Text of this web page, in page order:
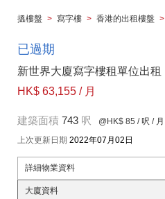
搵樓盤 > 寫字樓 > 香港的出租樓盤 >
已過期
新世界大廈寫字樓租單位出租
HK$ 63,155 / 月
建築面積 743 呎 @HK$ 85 / 呎 / 月
上次更新日期 2022年07月02日
詳細物業資料
大廈資料